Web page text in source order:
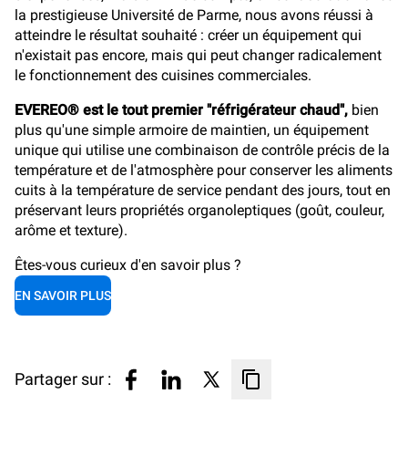
la prestigieuse Université de Parme, nous avons réussi à
atteindre le résultat souhaité : créer un équipement qui
n'existait pas encore, mais qui peut changer radicalement
le fonctionnement des cuisines commerciales.
EVEREO® est le tout premier "réfrigérateur chaud", bien
plus qu'une simple armoire de maintien, un équipement
unique qui utilise une combinaison de contrôle précis de la
température et de l'atmosphère pour conserver les aliments
cuits à la température de service pendant des jours, tout en
préservant leurs propriétés organoleptiques (goût, couleur,
arôme et texture).
Êtes-vous curieux d'en savoir plus ?
EN SAVOIR PLUS
Partager sur :